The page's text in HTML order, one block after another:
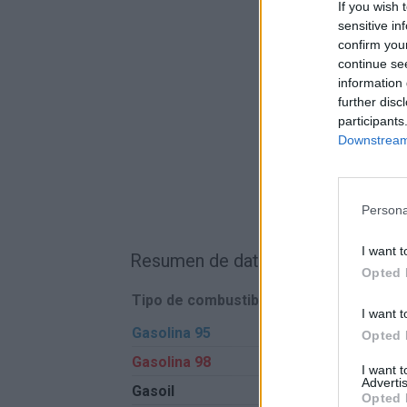
If you wish
sensitive
confirm
continue
information
further
I want
Opted
I want
Opted
I want
Opted
Resumen de datos de la ruta
Tipo de combustible
Gasolina 95
Gasolina 98
Gasoil